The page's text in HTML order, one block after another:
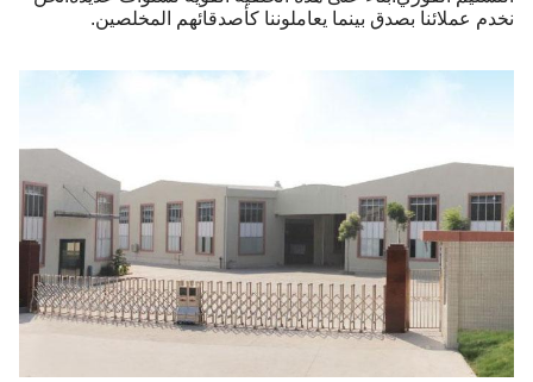
نخدم عملائنا بصدق بينما يعاملوننا كأصدقائهم المخلصين.